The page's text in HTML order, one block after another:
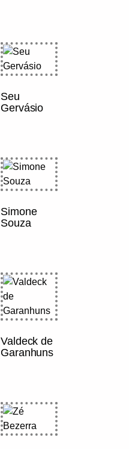
Seu
Gervásio
Simone
Souza
Valdeck de
Garanhuns